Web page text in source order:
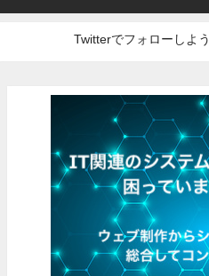
Twitterでフォローしよう